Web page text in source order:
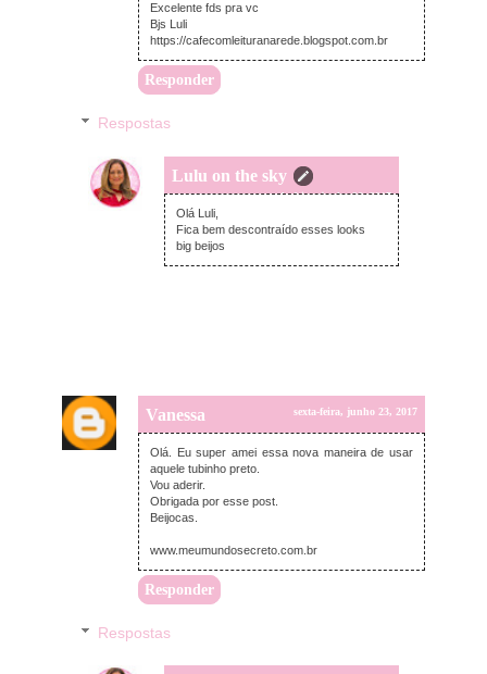
Excelente fds pra vc
Bjs Luli
https://cafecomleituranarede.blogspot.com.br
Responder
Respostas
Lulu on the sky
segunda-feira, junho 26, 2017
Olá Luli,
Fica bem descontraído esses looks
big beijos
Vanessa sexta-feira, junho 23, 2017
Olá. Eu super amei essa nova maneira de usar
aquele tubinho preto.
Vou aderir.
Obrigada por esse post.
Beijocas.
www.meumundosecreto.com.br
Responder
Respostas